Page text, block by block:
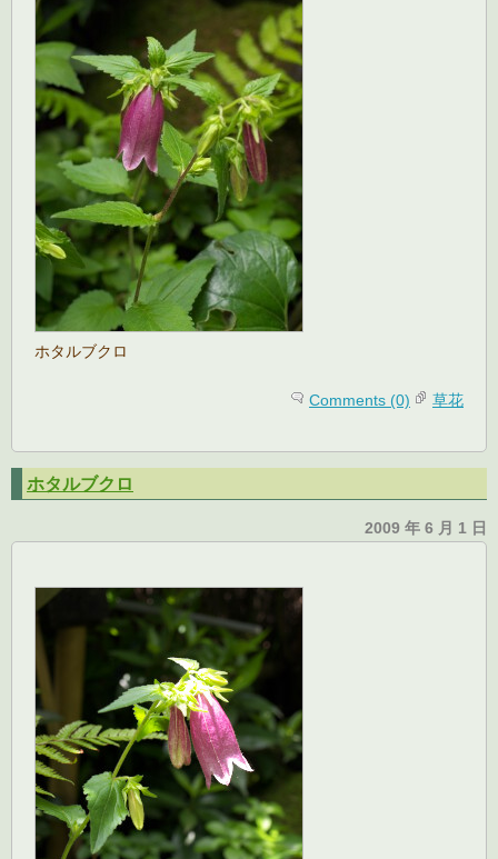
ホタルブクロ
Comments (0) 草花
ホタルブクロ
2009 年 6 月 1 日